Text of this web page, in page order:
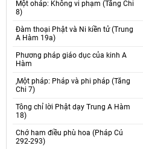
Một oháp: Không vi phạm (Tăng Chi
8)
Đàm thoại Phật và Ni kiền tử (Trung
A Hàm 19a)
Phương pháp giáo dục của kinh A
Hàm
,Một pháp: Pháp và phi pháp (Tăng
Chi 7)
Tông chỉ lời Phật dạy Trung A Hàm
18)
Chớ ham điều phù hoa (Pháp Cú
292-293)